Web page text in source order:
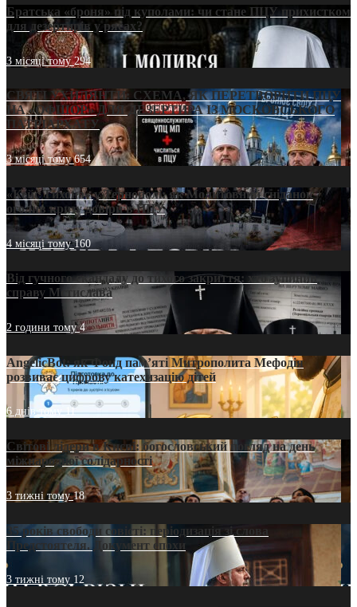
Братська «броня» під куполами: чи стане ПЦУ прихистком
для дезертирів у рясах?
3 місяці тому294
СВЯТІ УХИЛЯНТИ: СХЕМА, ЯК ПЕРЕТВОРИТИ ПЦУ
НА «ОФШОР» ДЛЯ ДЕЗЕРТИРА ІЗ МОСКОВСЬКОГО
ПАТРІАРХАТУ
3 місяці тому654
«Кейс Тихона» у Тернополі: як Молитовний сніданок
оголив кризу довіри в ПЦУ
4 місяці тому160
Від гучного скандалу до тихого закриття: хто зупинив
справу Мстислава
2 години тому4
AngelicBot: як Фонд пам’яті Митрополита Мефодія
розвиває цифрову катехизацію дітей
6 днів тому11
Світові лідери в Києві: богословський погляд на день
міжнародної солідарності
3 тижні тому18
35 років свободи совісті: періодизація зі слова
Предстоятеля. Документ епохи
3 тижні тому 12